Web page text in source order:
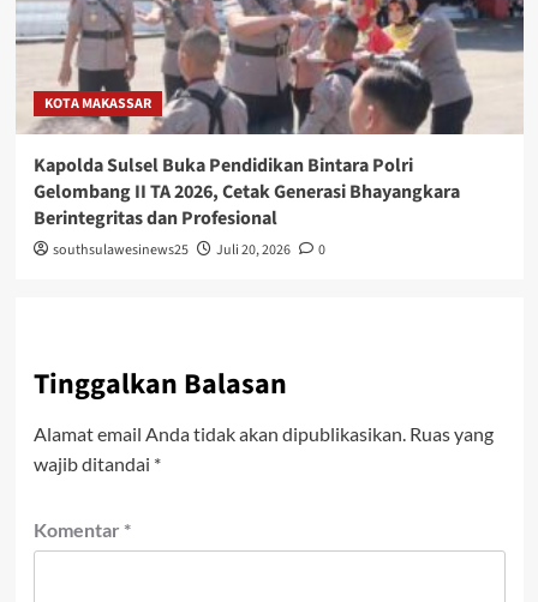
KOTA MAKASSAR
Kapolda Sulsel Buka Pendidikan Bintara Polri
Gelombang II TA 2026, Cetak Generasi Bhayangkara
Berintegritas dan Profesional
southsulawesinews25 Juli 20, 2026 0
Tinggalkan Balasan
Alamat email Anda tidak akan dipublikasikan. Ruas yang
wajib ditandai *
Komentar *